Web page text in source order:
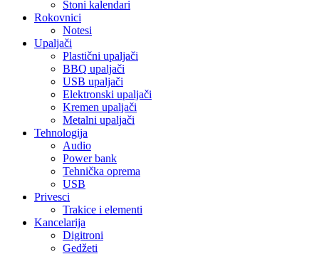
Stoni kalendari
Rokovnici
Notesi
Upaljači
Plastični upaljači
BBQ upaljači
USB upaljači
Elektronski upaljači
Kremen upaljači
Metalni upaljači
Tehnologija
Audio
Power bank
Tehnička oprema
USB
Privesci
Trakice i elementi
Kancelarija
Digitroni
Gedžeti